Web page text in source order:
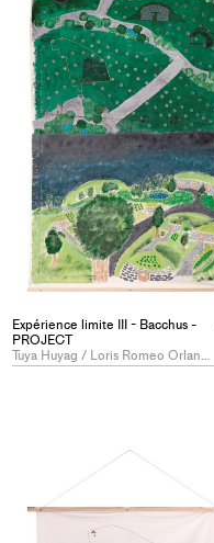
Expérience limite III - Bacchus -
PROJECT
Tuya Huyag / Loris Romeo Orlando